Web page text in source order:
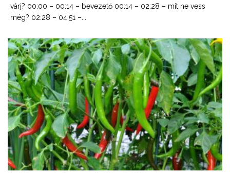
várj? 00:00 – 00:14 – bevezető 00:14 – 02:28 – mit ne vess
még? 02:28 – 04:51 –...